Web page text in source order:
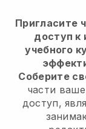
Пригласите
доступ к
учебного
Соберите
части
доступ,